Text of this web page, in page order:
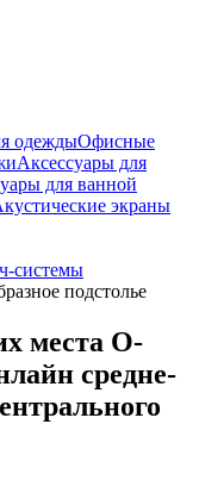
одеждыОфисные
Аксессуары для
для ванной
экраны
системы
подстолье
места О-
средне-